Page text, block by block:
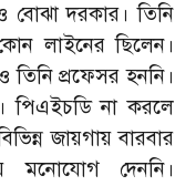
বোঝা দরকার। তিনি
লাইনের ছিলেন।
প্রফেসর হননি।
পিএইচডি না করলে
জায়গায় বারবার
মনোযোগ দেননি।